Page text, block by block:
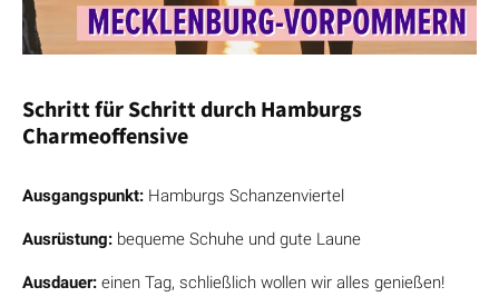
Schritt für Schritt durch Hamburgs
Charmeoffensive
Ausgangspunkt: Hamburgs Schanzenviertel
Ausrüstung: bequeme Schuhe und gute Laune
Ausdauer: einen Tag, schließlich wollen wir alles genießen!